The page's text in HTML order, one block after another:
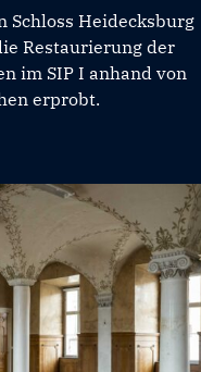
Schloss Heidecksburg
Restaurierung der
im SIP I anhand von
erprobt.